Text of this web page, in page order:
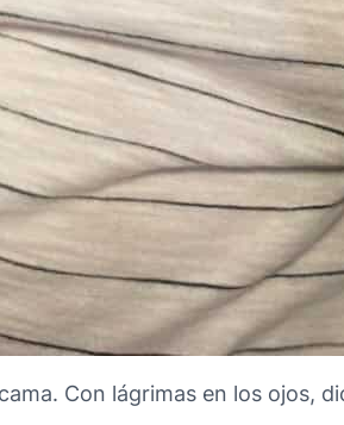
Con lágrimas en los ojos,